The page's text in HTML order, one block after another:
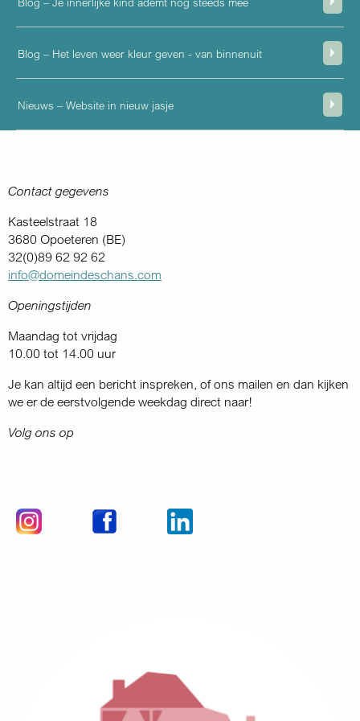
Blog – Het leven weer kleur geven - van binnenuit
Nieuws – Website in nieuw jasje
Contact gegevens
Kasteelstraat 18
3680 Opoeteren (BE)
32(0)89 62 92 62
info@domeindeschans.com
Openingstijden
Maandag tot vrijdag
10.00 tot 14.00 uur
Je kan altijd een bericht inspreken, of ons mailen en dan kijken
we er de eerstvolgende weekdag direct naar!
Volg ons op